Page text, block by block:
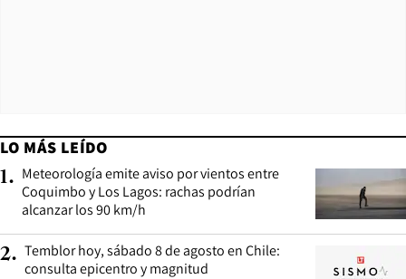
LO MÁS LEÍDO
1. Meteorología emite aviso por vientos entre
Coquimbo y Los Lagos: rachas podrían
alcanzar los 90 km/h
2. Temblor hoy, sábado 8 de agosto en Chile:
consulta epicentro y magnitud